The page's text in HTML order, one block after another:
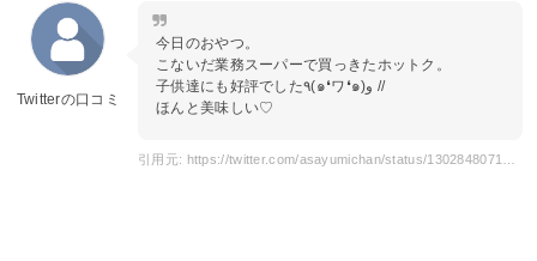
Twitterの口コミ
今日のおやつ。
こないだ業務スーパーで買っきたホットク。
子供達にも好評でした٩(๑❛ワ❛๑)و //
ほんと美味しい♡